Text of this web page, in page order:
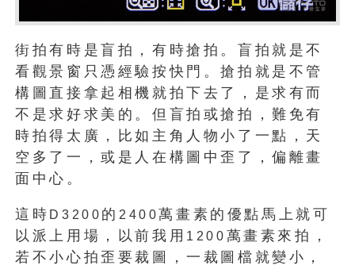
街拍有時是盲拍，有時搶拍。盲拍就是不
看觀景窗只憑經驗按快門。搶拍就是不管
構圖直接拿起相機就拍下去了，是求有而
不是求好求美的。但盲拍或搶拍，難免有
時拍得太廣，比如主角人物小了一點，天
空多了一，或是人在構圖中歪了，偏離畫
面中心。
這時 D3200 的 2400 萬畫素的優點馬上就可
以派上用場，以前我用 1200 萬畫素來拍，
若不小心拍歪要裁圖，一裁圖檔就變小，